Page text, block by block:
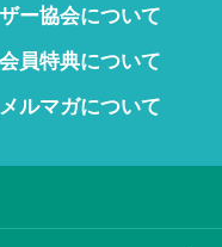
ー協会について
会員特典について
メルマガについて